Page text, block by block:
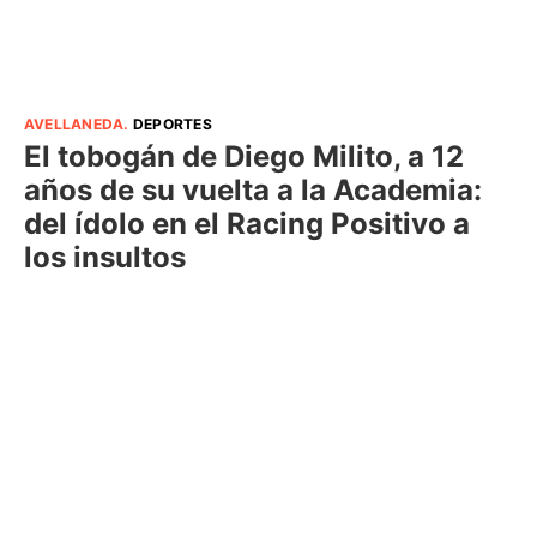
AVELLANEDA. DEPORTES
El tobogán de Diego Milito, a 12
años de su vuelta a la Academia:
del ídolo en el Racing Positivo a
los insultos